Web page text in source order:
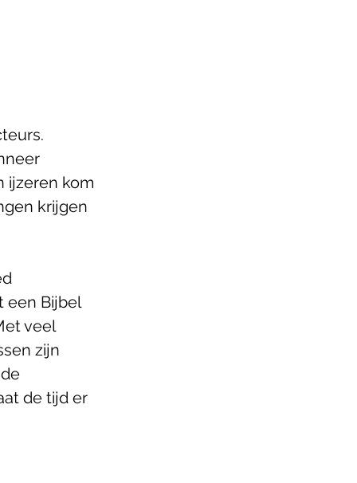
ijzeren kom
krijgen
een Bijbel
veel
zijn
de tijd er